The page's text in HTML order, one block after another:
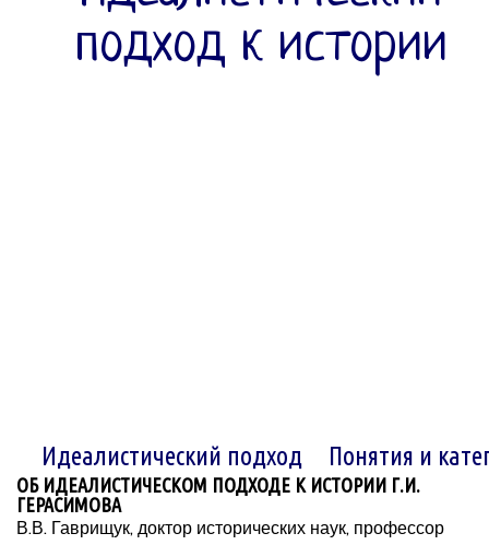
подход к истории
Идеалистический подход Понятия и
ОБ ИДЕАЛИСТИЧЕСКОМ ПОДХОДЕ К ИСТОРИИ Г.И.
ГЕРАСИМОВА
В.В. Гаврищук, доктор исторических наук, профессор